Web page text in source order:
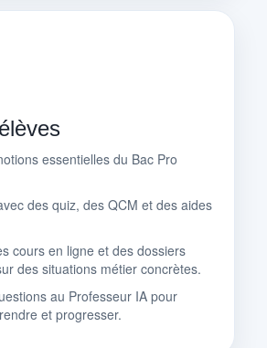
essentielles du Bac Pro
des quiz, des QCM et des aides
cours en ligne et des dossiers
des situations métier concrètes.
au Professeur IA pour
et progresser.